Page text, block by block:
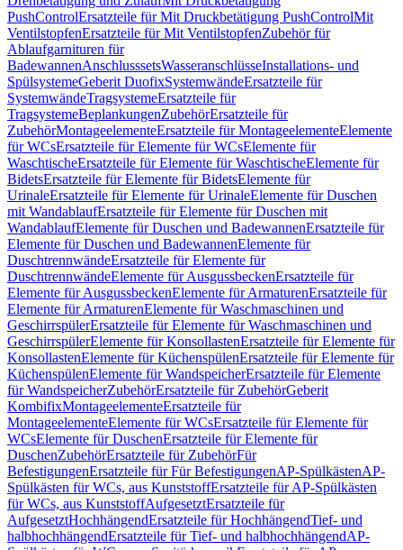
PushControlErsatzteile für Mit Druckbetätigung PushControlMit
VentilstopfenErsatzteile für Mit VentilstopfenZubehör für
Ablaufgarnituren für
BadewannenAnschlusssetsWasseranschlüsseInstallations- und
SpülsystemeGeberit DuofixSystemwändeErsatzteile für
SystemwändeTragsystemeErsatzteile für
TragsystemeBeplankungenZubehörErsatzteile für
ZubehörMontageelementeErsatzteile für MontageelementeElemente
für WCsErsatzteile für Elemente für WCsElemente für
WaschtischeErsatzteile für Elemente für WaschtischeElemente für
BidetsErsatzteile für Elemente für BidetsElemente für
UrinaleErsatzteile für Elemente für UrinaleElemente für Duschen
mit WandablaufErsatzteile für Elemente für Duschen mit
WandablaufElemente für Duschen und BadewannenErsatzteile für
Elemente für Duschen und BadewannenElemente für
DuschtrennwändeErsatzteile für Elemente für
DuschtrennwändeElemente für AusgussbeckenErsatzteile für
Elemente für AusgussbeckenElemente für ArmaturenErsatzteile für
Elemente für ArmaturenElemente für Waschmaschinen und
GeschirrspülerErsatzteile für Elemente für Waschmaschinen und
GeschirrspülerElemente für KonsollastenErsatzteile für Elemente für
KonsollastenElemente für KüchenspülenErsatzteile für Elemente für
KüchenspülenElemente für WandspeicherErsatzteile für Elemente
für WandspeicherZubehörErsatzteile für ZubehörGeberit
KombifixMontageelementeErsatzteile für
MontageelementeElemente für WCsErsatzteile für Elemente für
WCsElemente für DuschenErsatzteile für Elemente für
DuschenZubehörErsatzteile für ZubehörFür
BefestigungenErsatzteile für Für BefestigungenAP-SpülkästenAP-
Spülkästen für WCs, aus KunststoffErsatzteile für AP-Spülkästen
für WCs, aus KunststoffAufgesetztErsatzteile für
AufgesetztHochhängendErsatzteile für HochhängendTief- und
halbhochhängendErsatzteile für Tief- und halbhochhängendAP-